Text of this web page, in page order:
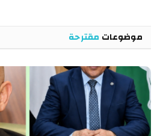
موضوعات مقترحة